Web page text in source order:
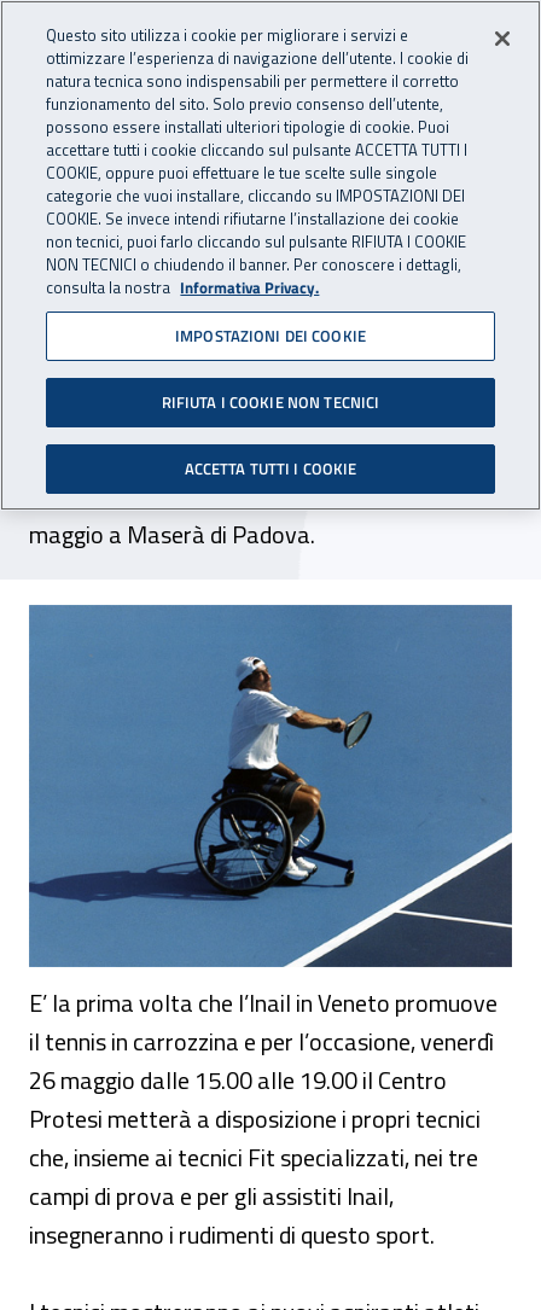
INAIL - Istituto Nazionale
Apri cerca
Navigazione principale
Navigazione - Ti trovi in:
Home Inail comunica News
25 maggio 2017
Tennis in carrozzina: la
prima volta per il Veneto
DR Veneto e Cip Veneto: insieme per
promuovere gli sport paralimpici - Dal 25 al 28
maggio a Maserà di Padova.
E’ la prima volta che l’Inail in Veneto promuove
il tennis in carrozzina e per l’occasione, venerdì
26 maggio dalle 15.00 alle 19.00 il Centro
Protesi metterà a disposizione i propri tecnici
che, insieme ai tecnici Fit specializzati, nei tre
campi di prova e per gli assistiti Inail,
insegneranno i rudimenti di questo sport.
Questo sito utilizza i cookie per migliorare i servizi e
ottimizzare l’esperienza di navigazione dell’utente. I cookie di
natura tecnica sono indispensabili per permettere il corretto
funzionamento del sito. Solo previo consenso dell’utente,
possono essere installati ulteriori tipologie di cookie. Puoi
accettare tutti i cookie cliccando sul pulsante ACCETTA TUTTI I
COOKIE, oppure puoi effettuare le tue scelte sulle singole
categorie che vuoi installare, cliccando su IMPOSTAZIONI DEI
COOKIE. Se invece intendi rifiutarne l’installazione dei cookie
non tecnici, puoi farlo cliccando sul pulsante RIFIUTA I COOKIE
NON TECNICI o chiudendo il banner. Per conoscere i dettagli,
consulta la nostra Informativa Privacy.
IMPOSTAZIONI DEI COOKIE
RIFIUTA I COOKIE NON TECNICI
ACCETTA TUTTI I COOKIE